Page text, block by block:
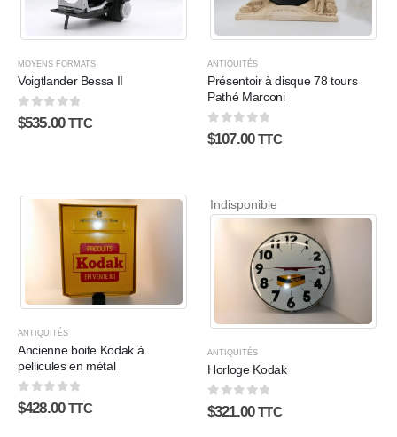
MOYENS FORMATS
Voigtlander Bessa II
0sur 5
$535.00 TTC
ANTIQUITÉS
Présentoir à disque 78 tours
Pathé Marconi
0sur 5
$107.00 TTC
ANTIQUITÉS
Ancienne boite Kodak à
pellicules en métal
0sur 5
$428.00 TTC
Indisponible
ANTIQUITÉS
Horloge Kodak
0sur 5
$321.00 TTC